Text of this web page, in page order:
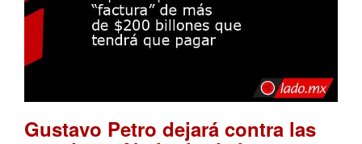
Gustavo Petro dejará contra las